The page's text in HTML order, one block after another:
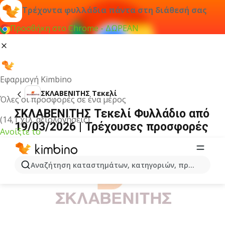
Τρέχοντα φυλλάδια πάντα στη διάθεσή σας
Προσθήκη στο Chrome - ΔΩΡΕΑΝ
Εφαρμογή Kimbino
Όλες οι προσφορές σε ένα μέρος
(14,1 χιλ. αξιολογήσεις)
Ανοίξτε το
Αναζήτηση καταστημάτων, κατηγοριών, προϊόντων...
ΣΚΛΑΒΕΝΙΤΗΣ Τεκελί
ΣΚΛΑΒΕΝΙΤΗΣ Τεκελί Φυλλάδιο από
19/03/2026 | Τρέχουσες προσφορές